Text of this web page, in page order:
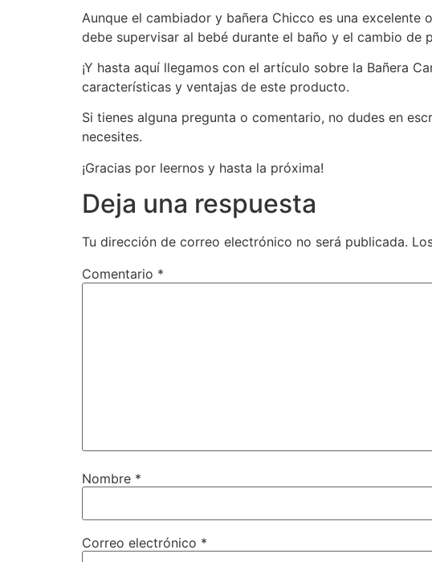
Aunque el cambiador y bañera Chicco es una
debe supervisar al bebé durante el baño y el cambio de
¡Y hasta aquí llegamos con el artículo sobre la Bañera
características y ventajas de este producto.
Si tienes alguna pregunta o comentario, no dudes en
necesites.
¡Gracias por leernos y hasta la próxima!
Deja una respuesta
Tu dirección de correo electrónico no será publicada.
Comentario *
Nombre *
Correo electrónico *